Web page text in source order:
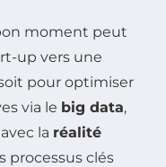
moment peut
up vers une
pour optimiser
via le big data,
la réalité
processus clés